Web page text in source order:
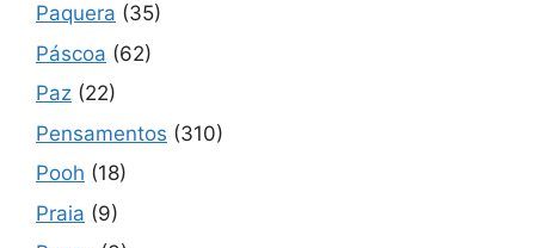
Paquera (35)
Páscoa (62)
Paz (22)
Pensamentos (310)
Pooh (18)
Praia (9)